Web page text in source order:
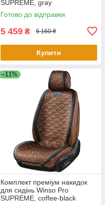
SUPREME, gray
Готово до відправки
5 459 ₴ 6 160 ₴
Купити
–11%
Комплект преміум накидок
для сидінь Winso Pro
SUPREME, coffee-black